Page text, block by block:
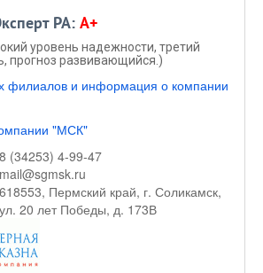
РА: A+
уровень надежности, третий
прогноз развивающийся.)
филиалов и информация о компании
"МСК"
8 (34253) 4-99-47
mail@sgmsk.ru
618553, Пермский край, г. Соликамск,
ул. 20 лет Победы, д. 173В